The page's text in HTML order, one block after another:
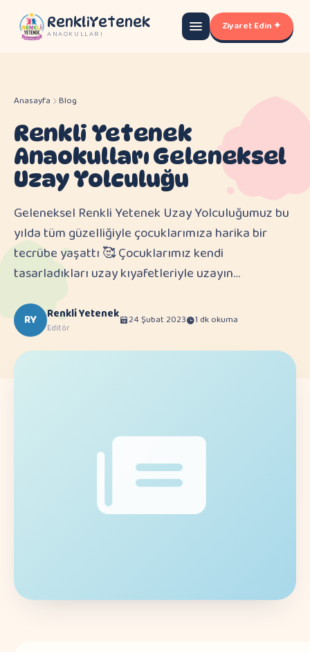
RenkliYetenek
ANAOKULLARI
Ziyaret Edin ✦
Anasayfa Blog
Renkli Yetenek
Anaokulları Geleneksel
Uzay Yolculuğu
Geleneksel Renkli Yetenek Uzay Yolculuğumuz bu
yılda tüm güzelliğiyle çocuklarımıza harika bir
tecrübe yaşattı 🥰 Çocuklarımız kendi
tasarladıkları uzay kıyafetleriyle uzayın…
RY Renkli Yetenek
Editör
24 Şubat 2023 1 dk okuma